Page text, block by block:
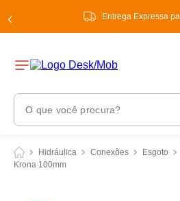
Entrega Expressa
O que você procura?
Hidráulica Conexões Esgoto
Krona 100mm
Termos Mais Buscados